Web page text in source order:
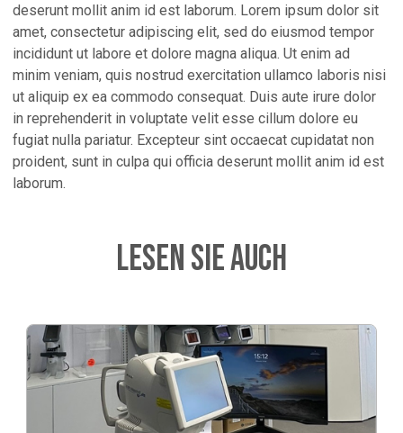
deserunt mollit anim id est laborum. Lorem ipsum dolor sit
amet, consectetur adipiscing elit, sed do eiusmod tempor
incididunt ut labore et dolore magna aliqua. Ut enim ad
minim veniam, quis nostrud exercitation ullamco laboris nisi
ut aliquip ex ea commodo consequat. Duis aute irure dolor
in reprehenderit in voluptate velit esse cillum dolore eu
fugiat nulla pariatur. Excepteur sint occaecat cupidatat non
proident, sunt in culpa qui officia deserunt mollit anim id est
laborum.
Lesen Sie auch